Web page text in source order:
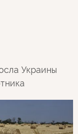
Украины